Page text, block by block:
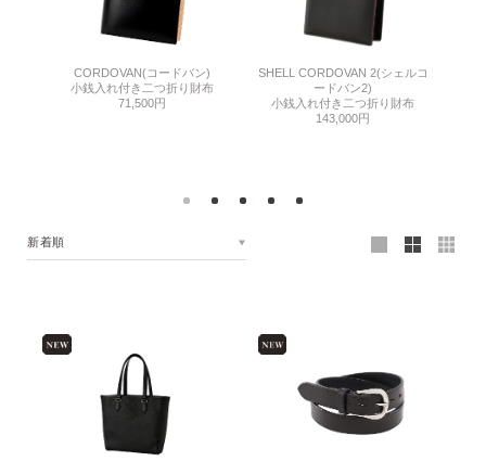
CORDOVAN(コードバン)
小銭入れ付き二つ折り財布
71,500円
SHELL CORDOVAN 2(シェルコ
ードバン2)
小銭入れ付き二つ折り財布
143,000円
新着順